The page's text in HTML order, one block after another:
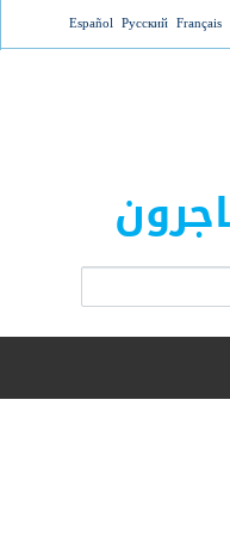
Français
Русский
Español